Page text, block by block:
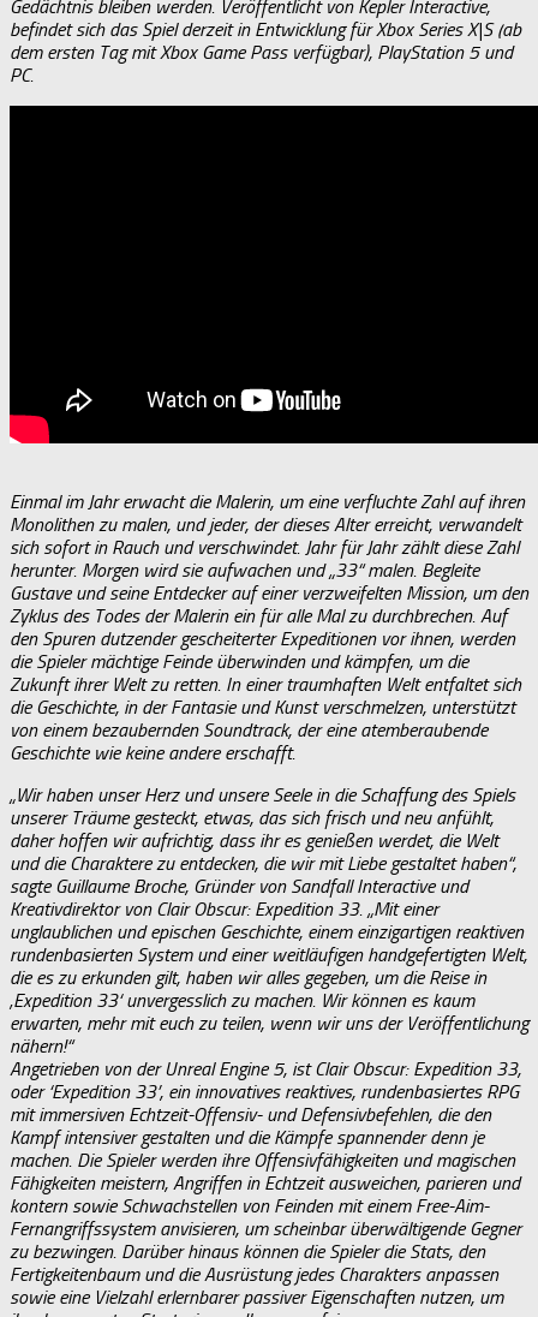
Gedächtnis bleiben werden. Veröffentlicht von Kepler Interactive,
befindet sich das Spiel derzeit in Entwicklung für Xbox Series X|S (ab
dem ersten Tag mit Xbox Game Pass verfügbar), PlayStation 5 und
PC.
Einmal im Jahr erwacht die Malerin, um eine verfluchte Zahl auf ihren
Monolithen zu malen, und jeder, der dieses Alter erreicht, verwandelt
sich sofort in Rauch und verschwindet. Jahr für Jahr zählt diese Zahl
herunter. Morgen wird sie aufwachen und „33“ malen. Begleite
Gustave und seine Entdecker auf einer verzweifelten Mission, um den
Zyklus des Todes der Malerin ein für alle Mal zu durchbrechen. Auf
den Spuren dutzender gescheiterter Expeditionen vor ihnen, werden
die Spieler mächtige Feinde überwinden und kämpfen, um die
Zukunft ihrer Welt zu retten. In einer traumhaften Welt entfaltet sich
die Geschichte, in der Fantasie und Kunst verschmelzen, unterstützt
von einem bezaubernden Soundtrack, der eine atemberaubende
Geschichte wie keine andere erschafft.
„Wir haben unser Herz und unsere Seele in die Schaffung des Spiels
unserer Träume gesteckt, etwas, das sich frisch und neu anfühlt,
daher hoffen wir aufrichtig, dass ihr es genießen werdet, die Welt
und die Charaktere zu entdecken, die wir mit Liebe gestaltet haben“,
sagte Guillaume Broche, Gründer von Sandfall Interactive und
Kreativdirektor von Clair Obscur: Expedition 33. „Mit einer
unglaublichen und epischen Geschichte, einem einzigartigen reaktiven
rundenbasierten System und einer weitläufigen handgefertigten Welt,
die es zu erkunden gilt, haben wir alles gegeben, um die Reise in
‚Expedition 33‘ unvergesslich zu machen. Wir können es kaum
erwarten, mehr mit euch zu teilen, wenn wir uns der Veröffentlichung
nähern!“
Angetrieben von der Unreal Engine 5, ist Clair Obscur: Expedition 33,
oder ‘Expedition 33’, ein innovatives reaktives, rundenbasiertes RPG
mit immersiven Echtzeit-Offensiv- und Defensivbefehlen, die den
Kampf intensiver gestalten und die Kämpfe spannender denn je
machen. Die Spieler werden ihre Offensivfähigkeiten und magischen
Fähigkeiten meistern, Angriffen in Echtzeit ausweichen, parieren und
kontern sowie Schwachstellen von Feinden mit einem Free-Aim-
Fernangriffssystem anvisieren, um scheinbar überwältigende Gegner
zu bezwingen. Darüber hinaus können die Spieler die Stats, den
Fertigkeitenbaum und die Ausrüstung jedes Charakters anpassen
sowie eine Vielzahl erlernbarer passiver Eigenschaften nutzen, um